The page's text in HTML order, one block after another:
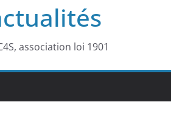
association loi 1901